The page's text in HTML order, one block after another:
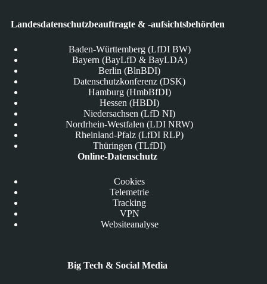
Landesdatenschutzbeauftragte & -aufsichtsbehörden
Baden-Württemberg (LfDI BW)
Bayern (BayLfD & BayLDA)
Berlin (BlnBDI)
Datenschutzkonferenz (DSK)
Hamburg (HmbBfDI)
Hessen (HBDI)
Niedersachsen (LfD NI)
Nordrhein-Westfalen (LDI NRW)
Rheinland-Pfalz (LfDI RLP)
Thüringen (TLfDI)
Online-Datenschutz
Cookies
Telemetrie
Tracking
VPN
Websiteanalyse
Big Tech & Social Media